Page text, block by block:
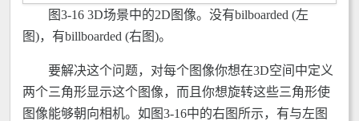
图3-16 3D场景中的2D图像。没有bilboarded (左
图)，有billboarded (右图)。
要解决这个问题，对每个图像你想在3D空间中定义
两个三角形显示这个图像，而且你想旋转这些三角形使
图像能够朝向相机。如图3-16中的右图所示，有与左图